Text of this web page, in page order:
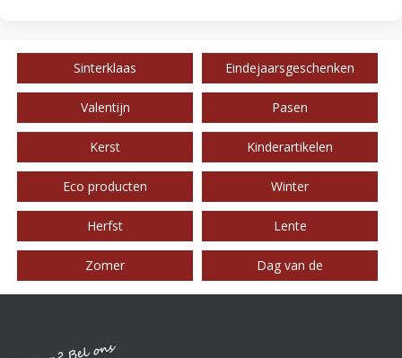
Sinterklaas Eindejaarsgeschenken
Valentijn Pasen
Kerst Kinderartikelen
Eco producten Winter
Herfst Lente
Zomer Dag van de